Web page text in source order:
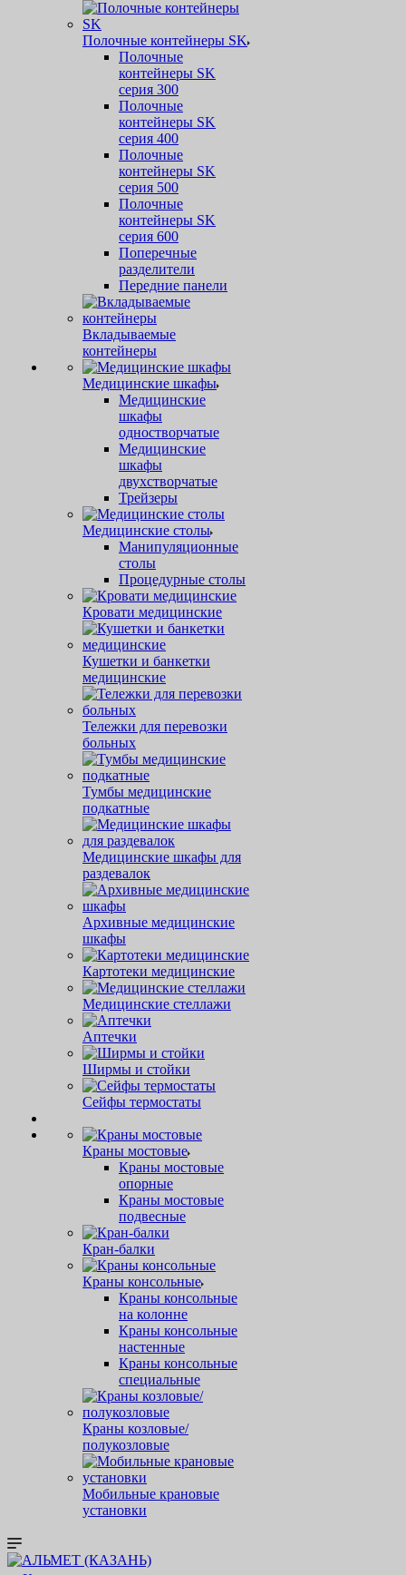
Полочные контейнеры SK
Полочные
контейнеры SK
серия 300
Полочные
контейнеры SK
серия 400
Полочные
контейнеры SK
серия 500
Полочные
контейнеры SK
серия 600
Поперечные
разделители
Передние панели
Вкладываемые
контейнеры
Медицинские шкафы
Медицинские
шкафы
одностворчатые
Медицинские
шкафы
двухстворчатые
Трейзеры
Медицинские столы
Манипуляционные
столы
Процедурные столы
Кровати медицинские
Кушетки и банкетки
медицинские
Тележки для перевозки
больных
Тумбы медицинские
подкатные
Медицинские шкафы для
раздевалок
Архивные медицинские
шкафы
Картотеки медицинские
Медицинские стеллажи
Аптечки
Ширмы и стойки
Сейфы термостаты
Краны мостовые
Краны мостовые
опорные
Краны мостовые
подвесные
Кран-балки
Краны консольные
Краны консольные
на колонне
Краны консольные
настенные
Краны консольные
специальные
Краны козловые/
полукозловые
Мобильные крановые
установки